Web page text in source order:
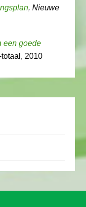
, Nieuwe
een goede
2010